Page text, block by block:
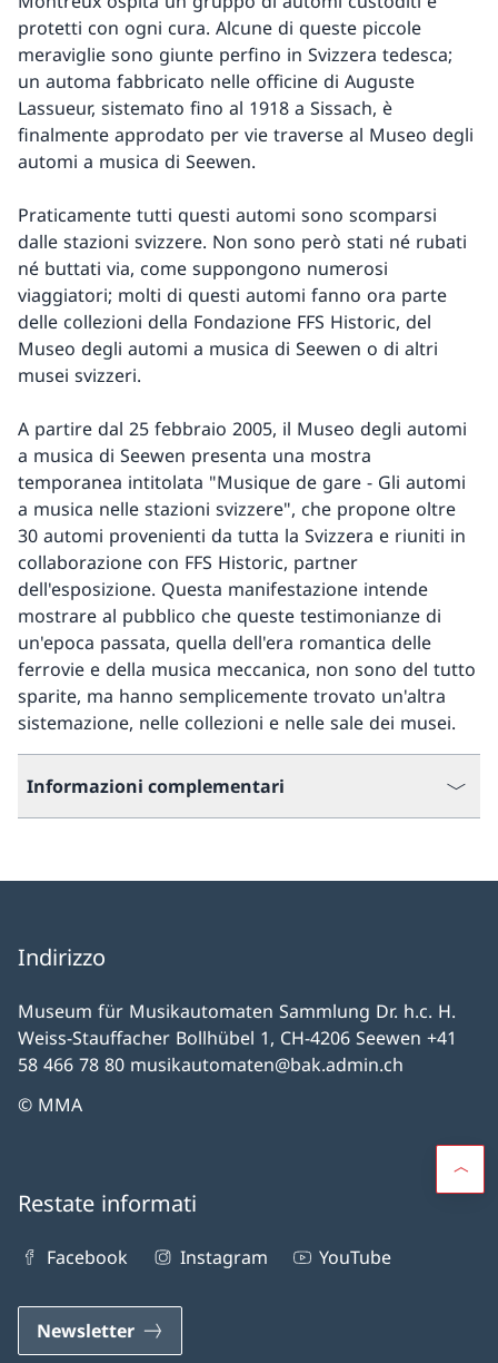
protetti con ogni cura. Alcune di queste piccole
meraviglie sono giunte perfino in Svizzera tedesca;
un automa fabbricato nelle officine di Auguste
Lassueur, sistemato fino al 1918 a Sissach, è
finalmente approdato per vie traverse al Museo degli
automi a musica di Seewen.
Praticamente tutti questi automi sono scomparsi
dalle stazioni svizzere. Non sono però stati né rubati
né buttati via, come suppongono numerosi
viaggiatori; molti di questi automi fanno ora parte
delle collezioni della Fondazione FFS Historic, del
Museo degli automi a musica di Seewen o di altri
musei svizzeri.
A partire dal 25 febbraio 2005, il Museo degli automi
a musica di Seewen presenta una mostra
temporanea intitolata "Musique de gare - Gli automi
a musica nelle stazioni svizzere", che propone oltre
30 automi provenienti da tutta la Svizzera e riuniti in
collaborazione con FFS Historic, partner
dell'esposizione. Questa manifestazione intende
mostrare al pubblico che queste testimonianze di
un'epoca passata, quella dell'era romantica delle
ferrovie e della musica meccanica, non sono del tutto
sparite, ma hanno semplicemente trovato un'altra
sistemazione, nelle collezioni e nelle sale dei musei.
Informazioni complementari
Indirizzo
Museum für Musikautomaten Sammlung Dr. h.c. H.
Weiss-Stauffacher Bollhübel 1, CH-4206 Seewen +41
58 466 78 80 musikautomaten@bak.admin.ch
© MMA
Restate informati
Facebook Instagram YouTube
Newsletter